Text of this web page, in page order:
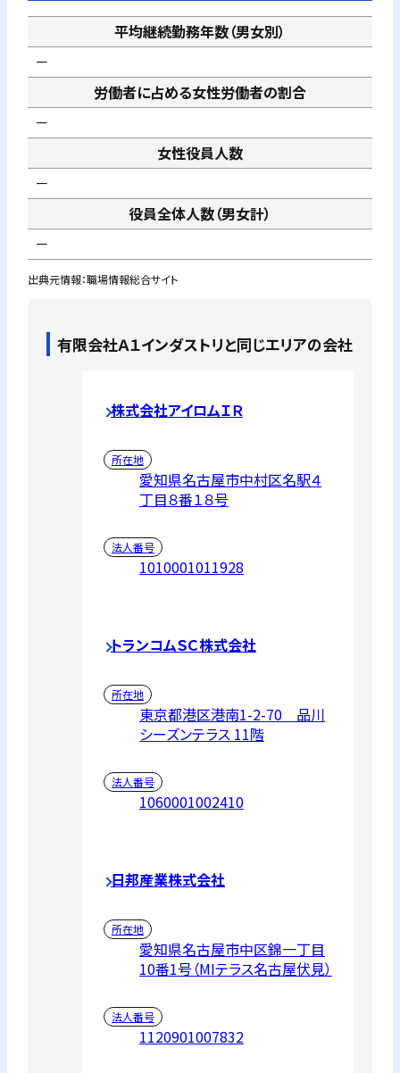
平均継続勤務年数（男女別）
－
労働者に占める女性労働者の割合
－
女性役員人数
－
役員全体人数（男女計）
－
出典元情報：職場情報総合サイト
有限会社Ａ１インダストリと同じエリアの会社
株式会社アイロムＩＲ
所在地
愛知県名古屋市中村区名駅４
丁目８番１８号
法人番号
1010001011928
トランコムＳＣ株式会社
所在地
東京都港区港南1-2-70 品川
シーズンテラス 11階
法人番号
1060001002410
日邦産業株式会社
所在地
愛知県名古屋市中区錦一丁目
10番1号（MIテラス名古屋伏見）
法人番号
1120901007832